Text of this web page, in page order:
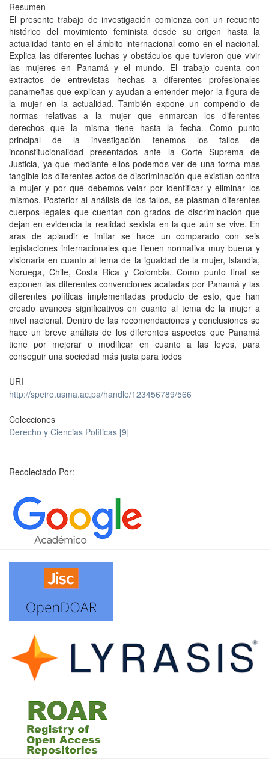
Resumen
El presente trabajo de investigación comienza con un recuento
histórico del movimiento feminista desde su origen hasta la
actualidad tanto en el ámbito internacional como en el nacional.
Explica las diferentes luchas y obstáculos que tuvieron que vivir
las mujeres en Panamá y el mundo. El trabajo cuenta con
extractos de entrevistas hechas a diferentes profesionales
panameñas que explican y ayudan a entender mejor la figura de
la mujer en la actualidad. También expone un compendio de
normas relativas a la mujer que enmarcan los diferentes
derechos que la misma tiene hasta la fecha. Como punto
principal de la investigación tenemos los fallos de
inconstitucionalidad presentados ante la Corte Suprema de
Justicia, ya que mediante ellos podemos ver de una forma mas
tangible los diferentes actos de discriminación que existían contra
la mujer y por qué debemos velar por identificar y eliminar los
mismos. Posterior al análisis de los fallos, se plasman diferentes
cuerpos legales que cuentan con grados de discriminación que
dejan en evidencia la realidad sexista en la que aún se vive. En
aras de aplaudir e imitar se hace un comparado con seis
legislaciones internacionales que tienen normativa muy buena y
visionaria en cuanto al tema de la igualdad de la mujer, Islandia,
Noruega, Chile, Costa Rica y Colombia. Como punto final se
exponen las diferentes convenciones acatadas por Panamá y las
diferentes políticas implementadas producto de esto, que han
creado avances significativos en cuanto al tema de la mujer a
nivel nacional. Dentro de las recomendaciones y conclusiones se
hace un breve análisis de los diferentes aspectos que Panamá
tiene por mejorar o modificar en cuanto a las leyes, para
conseguir una sociedad más justa para todos
URI
http://speiro.usma.ac.pa/handle/123456789/566
Colecciones
Derecho y Ciencias Políticas [9]
Recolectado Por: